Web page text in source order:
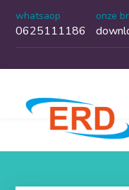
whatsaop
0625111186
onze